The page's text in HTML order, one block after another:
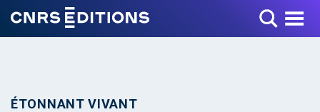
Toggle Menu
ÉTONNANT VIVANT